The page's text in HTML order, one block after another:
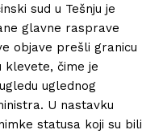
sud u Tešnju je
glavne rasprave
objave prešli granicu
klevete, čime je
uglednog
​U nastavku
statusa koji su bili